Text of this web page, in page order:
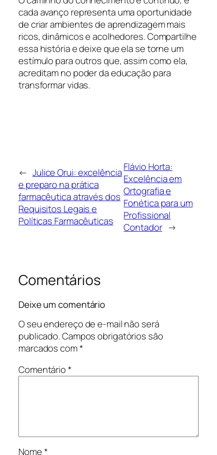
cada avanço representa uma oportunidade
de criar ambientes de aprendizagem mais
ricos, dinâmicos e acolhedores. Compartilhe
essa história e deixe que ela se torne um
estímulo para outros que, assim como ela,
acreditam no poder da educação para
transformar vidas.
← Julice Orui: excelência
e preparo na prática
farmacêutica através dos
Requisitos Legais e
Políticas Farmacêuticas
Flávio Horta:
Excelência em
Ortografia e
Fonética para um
Profissional
Contador →
Comentários
Deixe um comentário
O seu endereço de e-mail não será
publicado.Campos obrigatórios são
marcados com*
Comentário*
Nome*